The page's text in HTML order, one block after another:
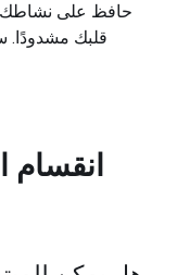
حافظ على نشاطك
قلبك
انقسام